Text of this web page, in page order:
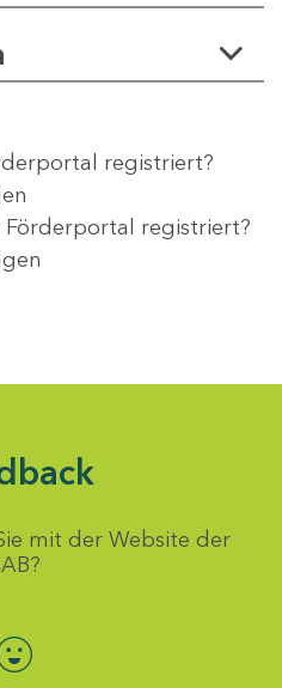
registriert?
Förderportal registriert?
mit der Website der
auswählen